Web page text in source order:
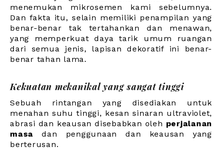
menemukan mikrosemen kami sebelumnya.
Dan fakta itu, selain memiliki penampilan yang
benar-benar tak tertahankan dan menawan,
yang memperkuat daya tarik umum ruangan
dari semua jenis, lapisan dekoratif ini benar-
benar tahan lama.
Kekuatan mekanikal yang sangat tinggi
Sebuah rintangan yang disediakan untuk
menahan suhu tinggi, kesan sinaran ultraviolet,
abrasi dan keausan disebabkan oleh perjalanan
masa dan penggunaan dan keausan yang
berterusan.